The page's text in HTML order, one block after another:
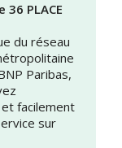
36 PLACE
du réseau
Paribas,
facilement
sur